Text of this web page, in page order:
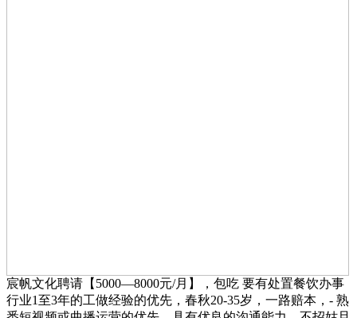
宸帆文化聘请【5000—8000元/月】，包吃 要有处置餐饮办事
行业1至3年的工做经验的优先，春秋20-35岁，一路赔本，- 熟